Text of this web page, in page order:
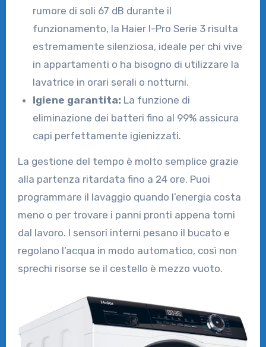
rumore di soli 67 dB durante il
funzionamento, la Haier I-Pro Serie 3 risulta
estremamente silenziosa, ideale per chi vive
in appartamenti o ha bisogno di utilizzare la
lavatrice in orari serali o notturni.
Igiene garantita: La funzione di
eliminazione dei batteri fino al 99% assicura
capi perfettamente igienizzati.
La gestione del tempo è molto semplice grazie
alla partenza ritardata fino a 24 ore. Puoi
programmare il lavaggio quando l’energia costa
meno o per trovare i panni pronti appena torni
dal lavoro. I sensori interni pesano il bucato e
regolano l’acqua in modo automatico, così non
sprechi risorse se il cestello è mezzo vuoto.